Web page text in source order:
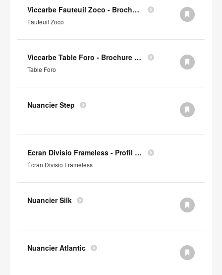
Viccarbe Fauteuil Zoco - Brochure (en anglais)
Fauteuil Zoco
Viccarbe Table Foro - Brochure (en anglais)
Table Foro
Nuancier Step
Ecran Divisio Frameless - Profil Environnemental Produit
Écran Divisio Frameless
Nuancier Silk
Nuancier Atlantic